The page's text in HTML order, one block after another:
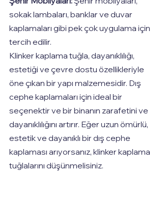
sokak lambaları, banklar ve duvar
kaplamaları gibi pek çok uygulama için
tercih edilir.
Klinker kaplama tuğla, dayanıklılığı,
estetiği ve çevre dostu özellikleriyle
öne çıkan bir yapı malzemesidir. Dış
cephe kaplamaları için ideal bir
seçenektir ve bir binanın zarafetini ve
dayanıklılığını artırır. Eğer uzun ömürlü,
estetik ve dayanıklı bir dış cephe
kaplaması arıyorsanız, klinker kaplama
tuğlalarını düşünmelisiniz.